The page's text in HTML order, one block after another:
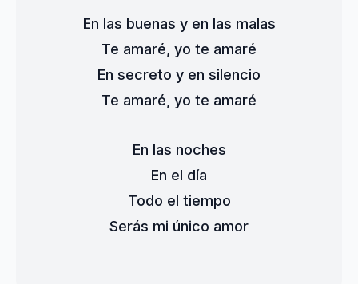
En las buenas y en las malas
Te amaré, yo te amaré
En secreto y en silencio
Te amaré, yo te amaré
En las noches
En el día
Todo el tiempo
Serás mi único amor